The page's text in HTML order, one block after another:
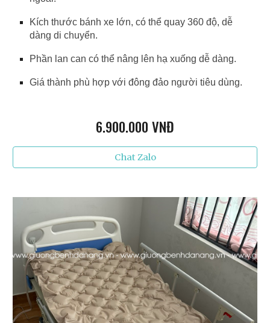
Kích thước bánh xe lớn, có thể quay 360 độ, dễ
dàng di chuyển.
Phần lan can có thể nâng lên hạ xuống dễ dàng.
Giá thành phù hợp với đông đảo người tiêu dùng.
6.900.000 VNĐ
Chat Zalo